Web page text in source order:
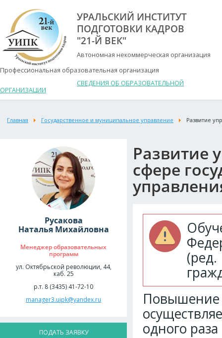
УРАЛЬСКИЙ ИНСТИТУТ
ПОДГОТОВКИ КАДРОВ
"21-Й ВЕК"
Автономная некоммерческая организация
Профессиональная образовательная организация
СВЕДЕНИЯ ОБ ОБРАЗОВАТЕЛЬНОЙ
ОРГАНИЗАЦИИ
Главная Государственное и муниципальное управление Развитие
Русакова
Наталья Михайловна
Менеджер образовательных
программ
ул. Октябрьской революции, 44,
каб. 25
р.т. 8 (3435) 41-72-10
manager3.uipk@yandex.ru
ПОДАТЬ ЗАЯВКУ
Развитие
сфере
Повышение
одного